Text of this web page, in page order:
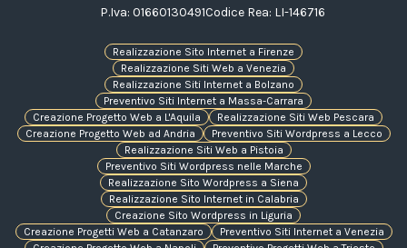
P.Iva: 01660130491Codice Rea: LI-146716
Realizzazione Sito Internet a Firenze
Realizzazione Siti Web a Venezia
Realizzazione Siti Internet a Bolzano
Preventivo Siti Internet a Massa-Carrara
Creazione Progetto Web a L'Aquila
Realizzazione Siti Web Pescara
Creazione Progetto Web ad Andria
Preventivo Siti Wordpress a Lecco
Realizzazione Siti Web a Pistoia
Preventivo Siti Wordpress nelle Marche
Realizzazione Sito Wordpress a Siena
Realizzazione Sito Internet in Calabria
Creazione Sito Wordpress in Liguria
Creazione Progetti Web a Catanzaro
Preventivo Siti Internet a Venezia